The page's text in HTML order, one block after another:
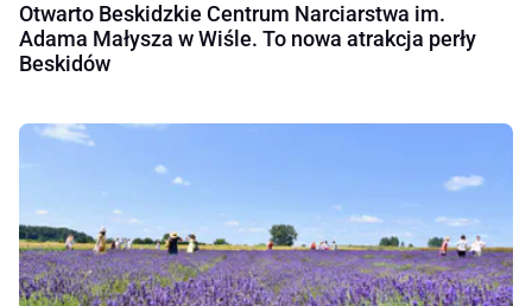
Otwarto Beskidzkie Centrum Narciarstwa im.
Adama Małysza w Wiśle. To nowa atrakcja perły
Beskidów